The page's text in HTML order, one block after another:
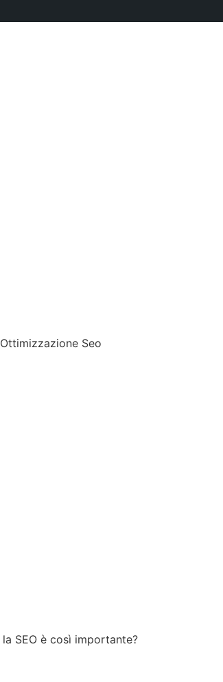
Ottimizzazione Seo
la SEO è così importante?